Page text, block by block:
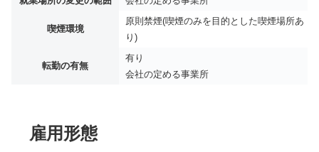
喫煙環境
原則禁煙(喫煙のみを目的とした喫煙場所あ
り)
転勤の有無
有り
会社の定める事業所
雇用形態